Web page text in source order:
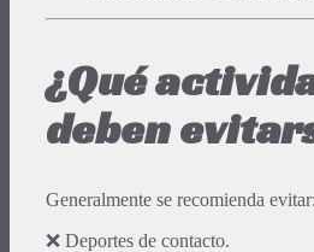
¿Qué
deben
Generalmente se recomienda evitar:
❌ Deportes de contacto.